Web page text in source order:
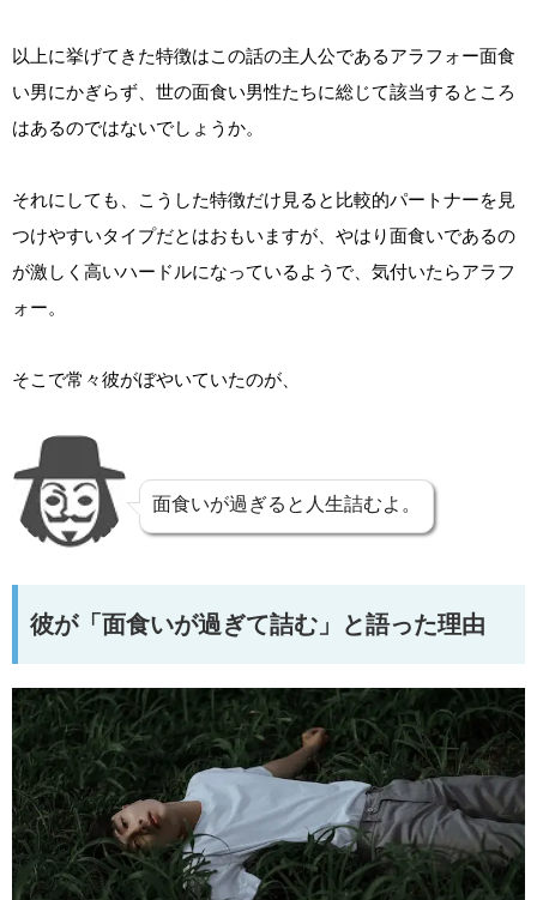
以上に挙げてきた特徴はこの話の主人公であるアラフォー面食
い男にかぎらず、世の面食い男性たちに総じて該当するところ
はあるのではないでしょうか。
それにしても、こうした特徴だけ見ると比較的パートナーを見
つけやすいタイプだとはおもいますが、やはり面食いであるの
が激しく高いハードルになっているようで、気付いたらアラフ
ォー。
そこで常々彼がぼやいていたのが、
面食いが過ぎると人生詰むよ。
彼が「面食いが過ぎて詰む」と語った理由